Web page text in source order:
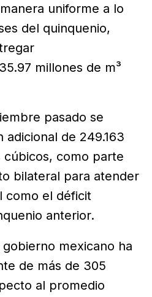
uniforme a lo
del quinquenio,
millones de m³
pasado se
adicional de 249.163
cúbicos, como parte
bilateral para atender
como el déficit
anterior.
mexicano ha
de más de 305
al promedio